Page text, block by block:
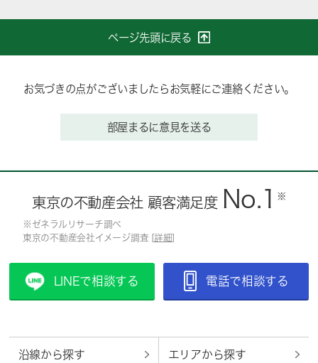
ページ先頭に戻る
お気づきの点がございましたらお気軽にご連絡ください。
部屋まるに意見を送る
東京の不動産会社 顧客満足度 No.1 ※
※ゼネラルリサーチ調べ
東京の不動産会社イメージ調査 [ 詳細
LINEで相談する 電話で相談する
沿線から探す エリアから探す